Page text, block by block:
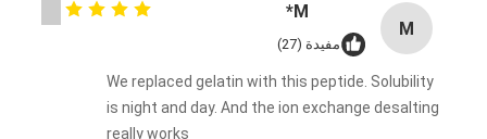
M
M*
مفيدة (27)
We replaced gelatin with this peptide. Solubility
is night and day. And the ion exchange desalting
really works